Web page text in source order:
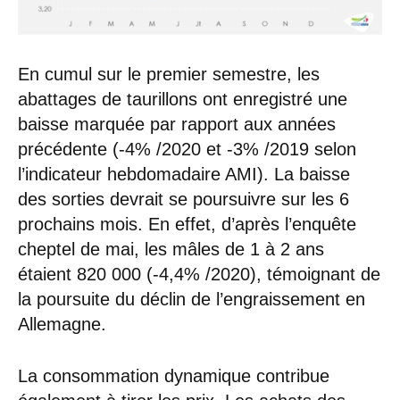
En cumul sur le premier semestre, les
abattages de taurillons ont enregistré une
baisse marquée par rapport aux années
précédente (-4% /2020 et -3% /2019 selon
l’indicateur hebdomadaire AMI). La baisse
des sorties devrait se poursuivre sur les 6
prochains mois. En effet, d’après l’enquête
cheptel de mai, les mâles de 1 à 2 ans
étaient 820 000 (-4,4% /2020), témoignant de
la poursuite du déclin de l’engraissement en
Allemagne.
La consommation dynamique contribue